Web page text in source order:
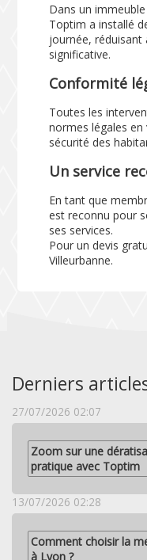
Dans un
Toptim a installé
journée, réduisant
significative.
Conformité
Toutes les
normes légales en
sécurité des
Un service
En tant que
est reconnu pour
ses services.
Pour un devis
Villeurbanne.
Derniers
27/07/2026 02:07
Zoom sur une
pratique avec Toptim
13/07/2026 02:28
Comment choisir la
à Lyon ?